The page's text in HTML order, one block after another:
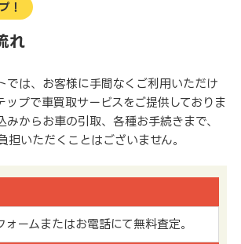
！
れ
では、お客様に手間なくご利用いただけ
ップで車買取サービスをご提供しておりま
みからお車の引取、各種お手続きまで、
担いただくことはございません。
ォームまたはお電話にて無料査定。